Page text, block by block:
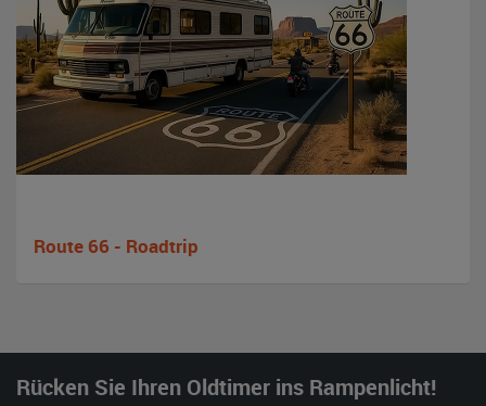
Route 66 - Roadtrip
Rücken Sie Ihren Oldtimer ins Rampenlicht!